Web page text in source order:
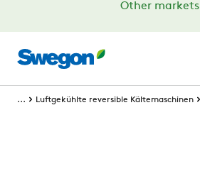
Other markets
... Luftgekühlte reversible Kältemaschinen